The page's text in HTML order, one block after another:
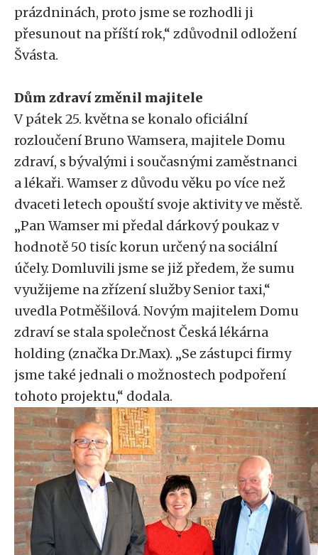
prázdninách, proto jsme se rozhodli ji
přesunout na příští rok,“ zdůvodnil odložení
Švásta.
Dům zdraví změnil majitele
V pátek 25. května se konalo oficiální
rozloučení Bruno Wamsera, majitele Domu
zdraví, s bývalými i současnými zaměstnanci
a lékaři. Wamser z důvodu věku po více než
dvaceti letech opouští svoje aktivity ve městě.
„Pan Wamser mi předal dárkový poukaz v
hodnotě 50 tisíc korun určený na sociální
účely. Domluvili jsme se již předem, že sumu
využijeme na zřízení služby Senior taxi,“
uvedla Potměšilová. Novým majitelem Domu
zdraví se stala společnost Česká lékárna
holding (značka Dr.Max). „Se zástupci firmy
jsme také jednali o možnostech podpoření
tohoto projektu,“ dodala.